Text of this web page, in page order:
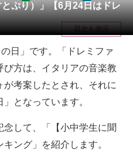
ぷり）」【6月24日はドレ
目次を表示
日」です。「ドレミファ
び方は、イタリアの音楽教
考案したとされ、それに
となっています。
して、「【小中学生に聞
ング」を紹介します。